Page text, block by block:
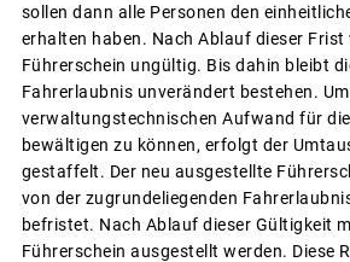
sollen dann alle Personen den
erhalten haben. Nach Ablauf dieser Frist
Führerschein ungültig. Bis dahin bleibt
Fahrerlaubnis unverändert bestehen.
verwaltungstechnischen Aufwand für
bewältigen zu können, erfolgt der
gestaffelt. Der neu ausgestellte
von der zugrundeliegenden
befristet. Nach Ablauf dieser Gültigkeit
Führerschein ausgestellt werden. Diese